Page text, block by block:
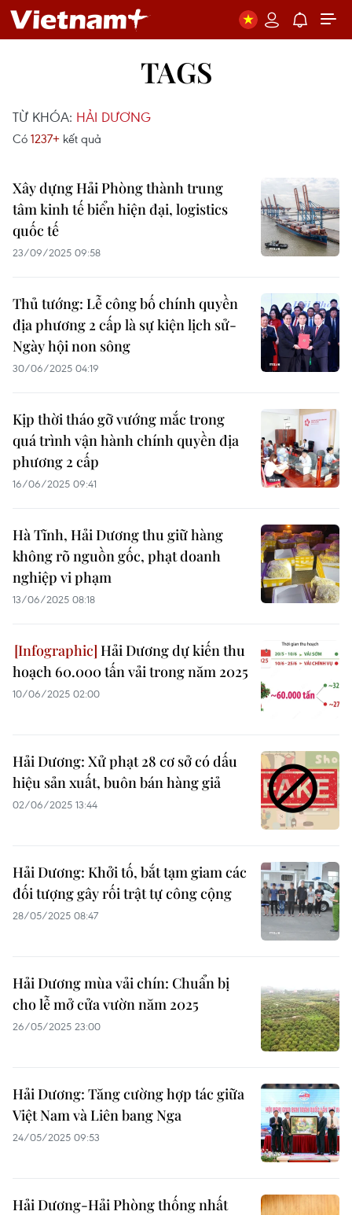
TAGS
TỪ KHÓA: HẢI DƯƠNG
Có 1237+ kết quả
Xây dựng Hải Phòng thành trung
tâm kinh tế biển hiện đại, logistics
quốc tế
23/09/2025 09:58
Thủ tướng: Lễ công bố chính quyền
địa phương 2 cấp là sự kiện lịch sử-
Ngày hội non sông
30/06/2025 04:19
Kịp thời tháo gỡ vướng mắc trong
quá trình vận hành chính quyền địa
phương 2 cấp
16/06/2025 09:41
Hà Tĩnh, Hải Dương thu giữ hàng
không rõ nguồn gốc, phạt doanh
nghiệp vi phạm
13/06/2025 08:18
Hải Dương dự kiến thu
hoạch 60.000 tấn vải trong năm 2025
10/06/2025 02:00
Hải Dương: Xử phạt 28 cơ sở có dấu
hiệu sản xuất, buôn bán hàng giả
02/06/2025 13:44
Hải Dương: Khởi tố, bắt tạm giam các
đối tượng gây rối trật tự công cộng
28/05/2025 08:47
Hải Dương mùa vải chín: Chuẩn bị
cho lễ mở cửa vườn năm 2025
26/05/2025 23:00
Hải Dương: Tăng cường hợp tác giữa
Việt Nam và Liên bang Nga
24/05/2025 09:53
Hải Dương-Hải Phòng thống nhất